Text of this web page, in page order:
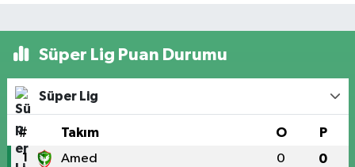
Süper Lig Puan Durumu
Süper Lig
# Takım O P
1 Amed 0 0